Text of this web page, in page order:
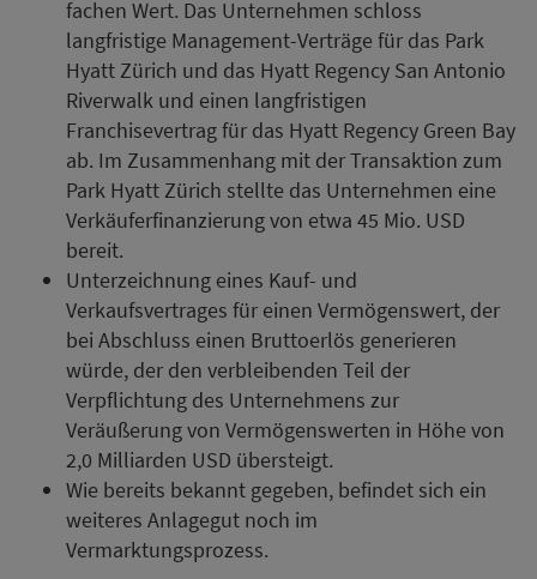
fachen Wert. Das Unternehmen schloss
langfristige Management-Verträge für das Park
Hyatt Zürich und das Hyatt Regency San Antonio
Riverwalk und einen langfristigen
Franchisevertrag für das Hyatt Regency Green Bay
ab. Im Zusammenhang mit der Transaktion zum
Park Hyatt Zürich stellte das Unternehmen eine
Verkäuferfinanzierung von etwa 45 Mio. USD
bereit.
Unterzeichnung eines Kauf- und
Verkaufsvertrages für einen Vermögenswert, der
bei Abschluss einen Bruttoerlös generieren
würde, der den verbleibenden Teil der
Verpflichtung des Unternehmens zur
Veräußerung von Vermögenswerten in Höhe von
2,0 Milliarden USD übersteigt.
Wie bereits bekannt gegeben, befindet sich ein
weiteres Anlagegut noch im
Vermarktungsprozess.